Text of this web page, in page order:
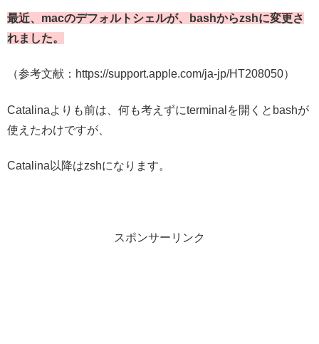
最近、macのデフォルトシェルが、bashからzshに変更さ
れました。
（参考文献：https://support.apple.com/ja-jp/HT208050）
Catalinaよりも前は、何も考えずにterminalを開くとbashが
使えたわけですが、
Catalina以降はzshになります。
スポンサーリンク